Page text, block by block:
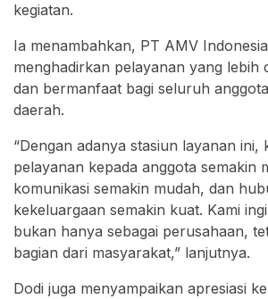
kegiatan.
Ia menambahkan, PT AMV
menghadirkan pelayanan yang lebih
dan bermanfaat bagi seluruh
daerah.
“Dengan adanya stasiun layanan ini,
pelayanan kepada anggota semakin
komunikasi semakin mudah, dan
kekeluargaan semakin kuat. Kami
bukan hanya sebagai perusahaan,
bagian dari masyarakat,” lanjutnya.
Dodi juga menyampaikan apresiasi